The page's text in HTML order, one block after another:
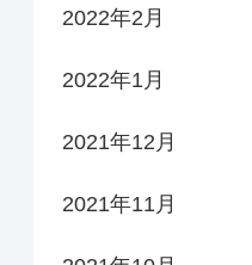
2022年2月
2022年1月
2021年12月
2021年11月